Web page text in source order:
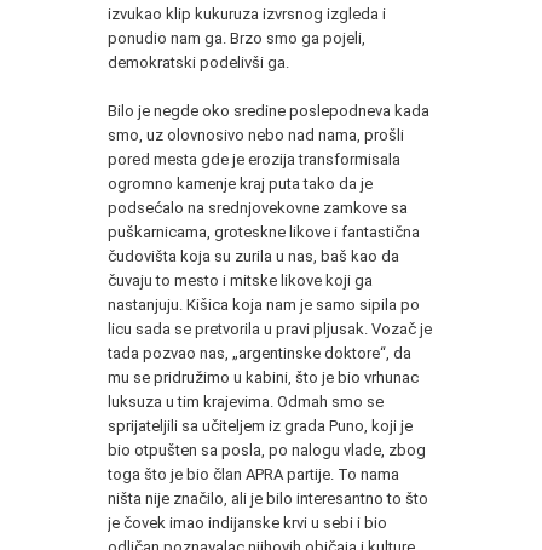
izvukao klip kukuruza izvrsnog izgleda i
ponudio nam ga. Brzo smo ga pojeli,
demokratski podelivši ga.
Bilo je negde oko sredine poslepodneva kada
smo, uz olovnosivo nebo nad nama, prošli
pored mesta gde je erozija transformisala
ogromno kamenje kraj puta tako da je
podsećalo na srednjovekovne zamkove sa
puškarnicama, groteskne likove i fantastična
čudovišta koja su zurila u nas, baš kao da
čuvaju to mesto i mitske likove koji ga
nastanjuju. Kišica koja nam je samo sipila po
licu sada se pretvorila u pravi pljusak. Vozač je
tada pozvao nas, „argentinske doktore“, da
mu se pridružimo u kabini, što je bio vrhunac
luksuza u tim krajevima. Odmah smo se
sprijateljili sa učiteljem iz grada Puno, koji je
bio otpušten sa posla, po nalogu vlade, zbog
toga što je bio član APRA partije. To nama
ništa nije značilo, ali je bilo interesantno to što
je čovek imao indijanske krvi u sebi i bio